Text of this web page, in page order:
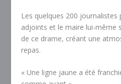
Les quelques 200
adjoints et le maire lui-même
de ce drame, créant une
repas.
« Une ligne jaune a été